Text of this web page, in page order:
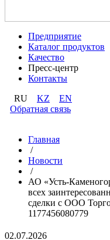
Предприятие
Каталог продуктов
Качество
Пресс-центр
Контакты
RU KZ
EN
Обратная связь
Главная
/
Новости
/
АО «Усть-
всех
сделки с ООО
1177456080779
02.07.2026